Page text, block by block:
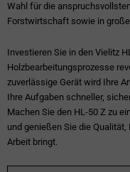
Wahl für die
Forstwirtschaft sowie in
Investieren Sie in den Vielitz
Holzbearbeitungsprozesse
zuverlässige Gerät wird Ihre
Ihre Aufgaben schneller,
Machen Sie den HL-50 Z zu
und genießen Sie die
Arbeit bringt.